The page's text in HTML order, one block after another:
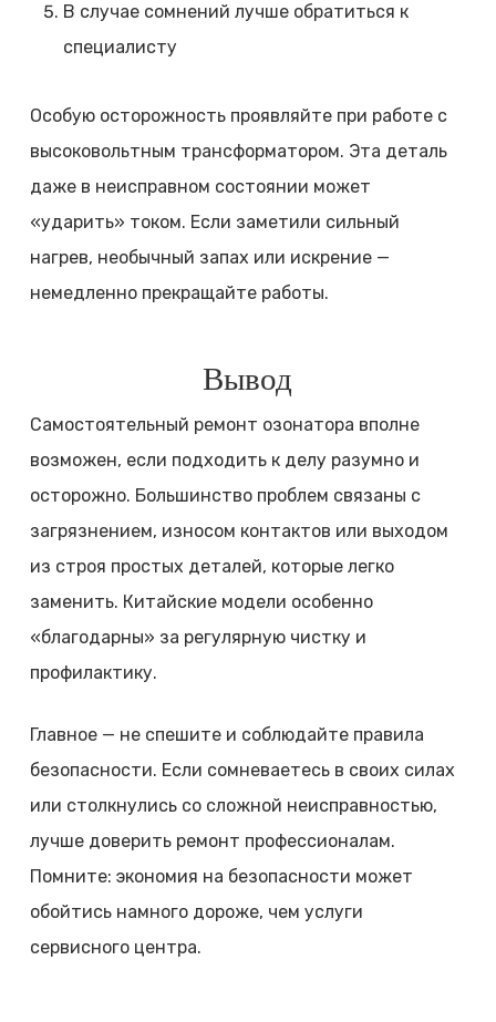
В случае сомнений лучше обратиться к
специалисту
Особую осторожность проявляйте при работе с
высоковольтным трансформатором. Эта деталь
даже в неисправном состоянии может
«ударить» током. Если заметили сильный
нагрев, необычный запах или искрение —
немедленно прекращайте работы.
Вывод
Самостоятельный ремонт озонатора вполне
возможен, если подходить к делу разумно и
осторожно. Большинство проблем связаны с
загрязнением, износом контактов или выходом
из строя простых деталей, которые легко
заменить. Китайские модели особенно
«благодарны» за регулярную чистку и
профилактику.
Главное — не спешите и соблюдайте правила
безопасности. Если сомневаетесь в своих силах
или столкнулись со сложной неисправностью,
лучше доверить ремонт профессионалам.
Помните: экономия на безопасности может
обойтись намного дороже, чем услуги
сервисного центра.